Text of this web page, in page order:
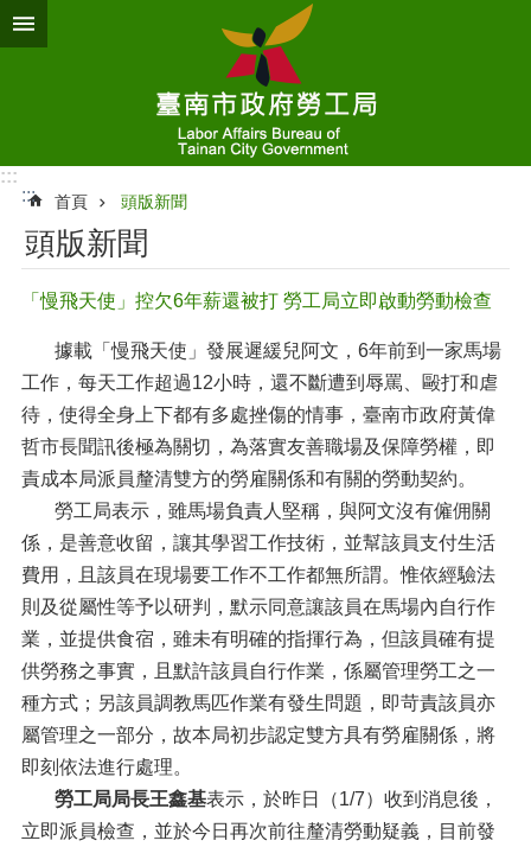
跳到主要內容區塊
:::
:::
首頁 頭版新聞
頭版新聞
「慢飛天使」控欠6年薪還被打 勞工局立即啟動勞動檢查
據載「慢飛天使」發展遲緩兒阿文，6年前到一家馬場
工作，每天工作超過12小時，還不斷遭到辱罵、毆打和虐
待，使得全身上下都有多處挫傷的情事，臺南市政府黃偉
哲市長聞訊後極為關切，為落實友善職場及保障勞權，即
責成本局派員釐清雙方的勞雇關係和有關的勞動契約。
勞工局表示，雖馬場負責人堅稱，與阿文沒有僱佣關
係，是善意收留，讓其學習工作技術，並幫該員支付生活
費用，且該員在現場要工作不工作都無所謂。惟依經驗法
則及從屬性等予以研判，默示同意讓該員在馬場內自行作
業，並提供食宿，雖未有明確的指揮行為，但該員確有提
供勞務之事實，且默許該員自行作業，係屬管理勞工之一
種方式；另該員調教馬匹作業有發生問題，即苛責該員亦
屬管理之一部分，故本局初步認定雙方具有勞雇關係，將
即刻依法進行處理。
勞工局局長王鑫基表示，於昨日（1/7）收到消息後，
立即派員檢查，並於今日再次前往釐清勞動疑義，目前發